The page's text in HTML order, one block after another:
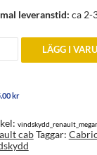
leveranstid: ca 2-
LÄGG I
kr
cabTaggar: